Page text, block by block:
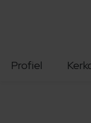
Profiel